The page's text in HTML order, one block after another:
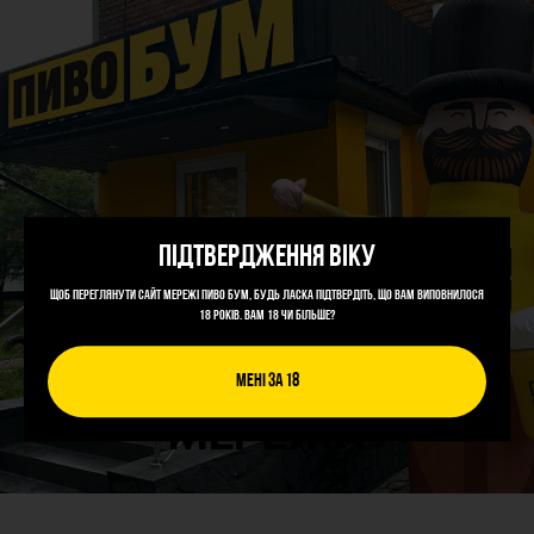
Підтвердження віку
Щоб переглянути сайт мережі Пиво Бум, будь ласка підтвердіть, що Вам виповнилося
18 років. Вам 18 чи більше?
Мені за 18